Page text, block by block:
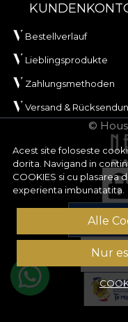
Acest site foloseste
dorita. Navigand in
COOKIES si cu plasarea
experienta imbunatatita.
Alle
Nur
Bestellverlauf
Lieblingsprodukte
Zahlungsmethoden
Versand &
©